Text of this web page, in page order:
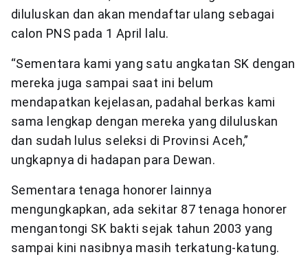
diluluskan dan akan mendaftar ulang sebagai
calon PNS pada 1 April lalu.
“Sementara kami yang satu angkatan SK dengan
mereka juga sampai saat ini belum
mendapatkan kejelasan, padahal berkas kami
sama lengkap dengan mereka yang diluluskan
dan sudah lulus seleksi di Provinsi Aceh,”
ungkapnya di hadapan para Dewan.
Sementara tenaga honorer lainnya
mengungkapkan, ada sekitar 87 tenaga honorer
mengantongi SK bakti sejak tahun 2003 yang
sampai kini nasibnya masih terkatung-katung.